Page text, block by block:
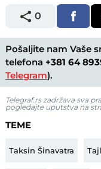
0
Pošaljite nam Vaše
telefona +381 64
Telegram).
Telegraf.rs zadržava sva
pogledajte uputstva na
TEME
Taksin Šinavatra